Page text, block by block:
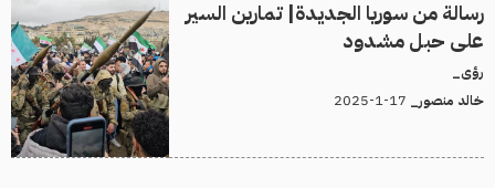
رسالة من سوريا الجديدة| تمارين السير
على حبل مشدود
رؤى_
خالد منصور_